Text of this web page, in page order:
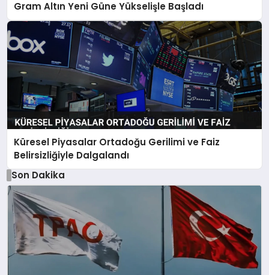
Gram Altın Yeni Güne Yükselişle Başladı
Küresel Piyasalar Ortadoğu Gerilimi ve Faiz
Belirsizliğiyle Dalgalandı
Son Dakika